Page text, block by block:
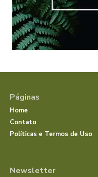
Páginas
Home
Contato
Políticas e Termos de Uso
Newsletter